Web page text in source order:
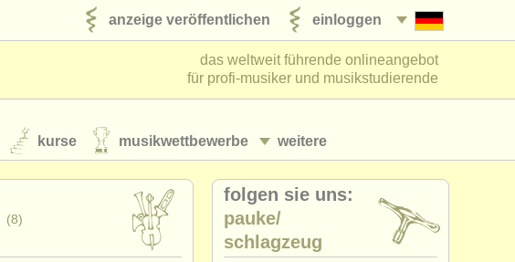
einloggen
anzeige veröffentlichen
das weltweit führende onlineangebot
für profi-musiker und musikstudierende
weitere
kurse musikwettbewerbe
(8)
folgen sie uns:
pauke/
schlagzeug